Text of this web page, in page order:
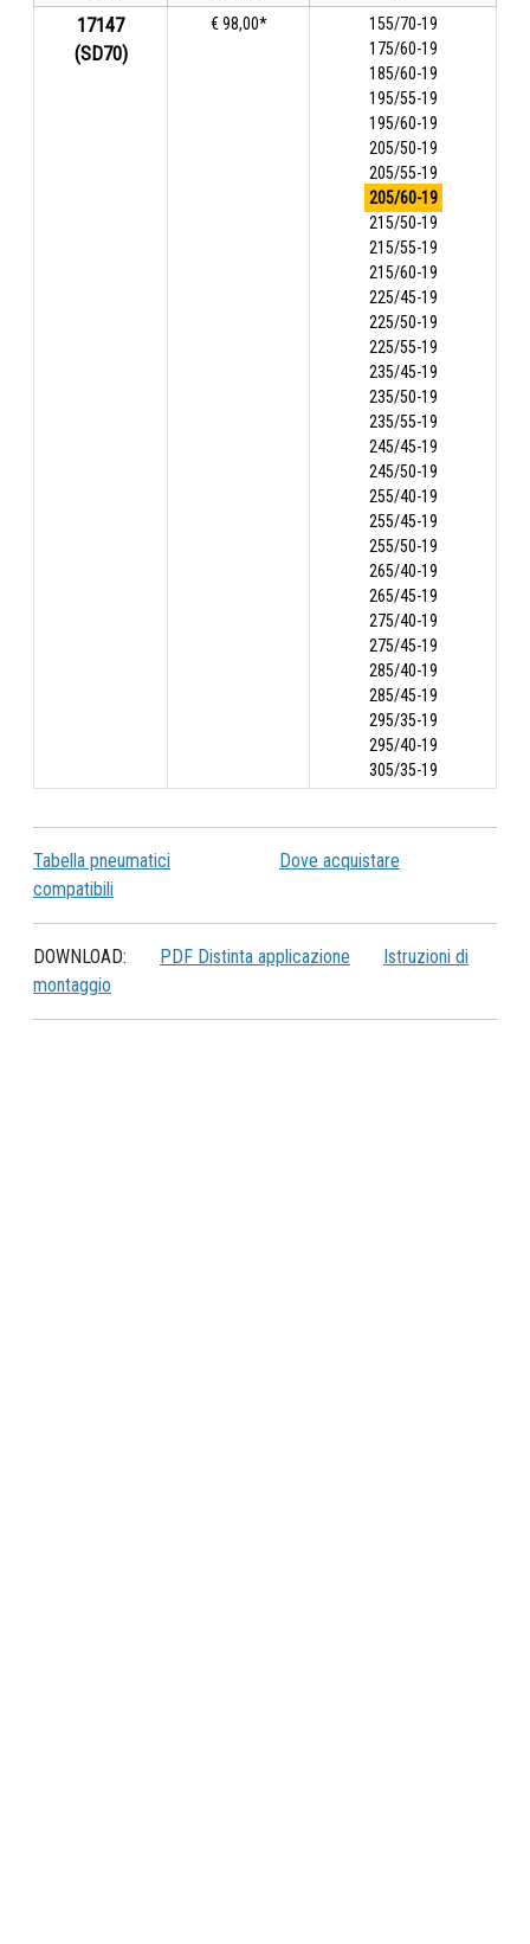
17147
(SD70)
€ 98,00*
155/70-19
175/60-19
185/60-19
195/55-19
195/60-19
205/50-19
205/55-19
205/60-19
215/50-19
215/55-19
215/60-19
225/45-19
225/50-19
225/55-19
235/45-19
235/50-19
235/55-19
245/45-19
245/50-19
255/40-19
255/45-19
255/50-19
265/40-19
265/45-19
275/40-19
275/45-19
285/40-19
285/45-19
295/35-19
295/40-19
305/35-19
Tabella pneumatici
compatibili
Dove acquistare
DOWNLOAD: PDF Distinta applicazione
Istruzioni di
montaggio